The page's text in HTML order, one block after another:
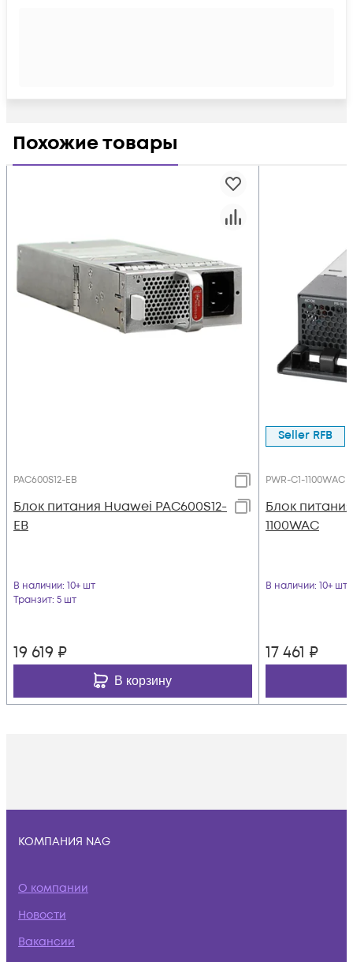
Похожие товары
PAC600S12-EB
Блок питания Huawei PAC600S12-
EB
В наличии: 10+ шт
Транзит: 5 шт
19 619 ₽
В корзину
Seller RFB
PWR-C1-1100WAC
Блок
1100WAC
В наличии: 10+ шт
17 461 ₽
КОМПАНИЯ NAG
О компании
Новости
Вакансии